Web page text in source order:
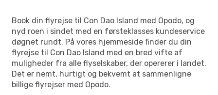
Book din flyrejse til Con Dao Island med Opodo, og
nyd roen i sindet med en førsteklasses kundeservice
døgnet rundt. På vores hjemmeside finder du din
flyrejse til Con Dao Island med en bred vifte af
muligheder fra alle flyselskaber, der opererer i landet.
Det er nemt, hurtigt og bekvemt at sammenligne
billige flyrejser med Opodo.